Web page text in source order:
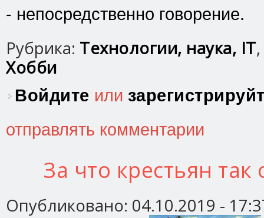
- непосредственно говорение.
Рубрика: Технологии, наука, IT,
Хобби
Войдите или
отправлять комментарии
За что крестьян так
Опубликовано: 04.10.2019 -